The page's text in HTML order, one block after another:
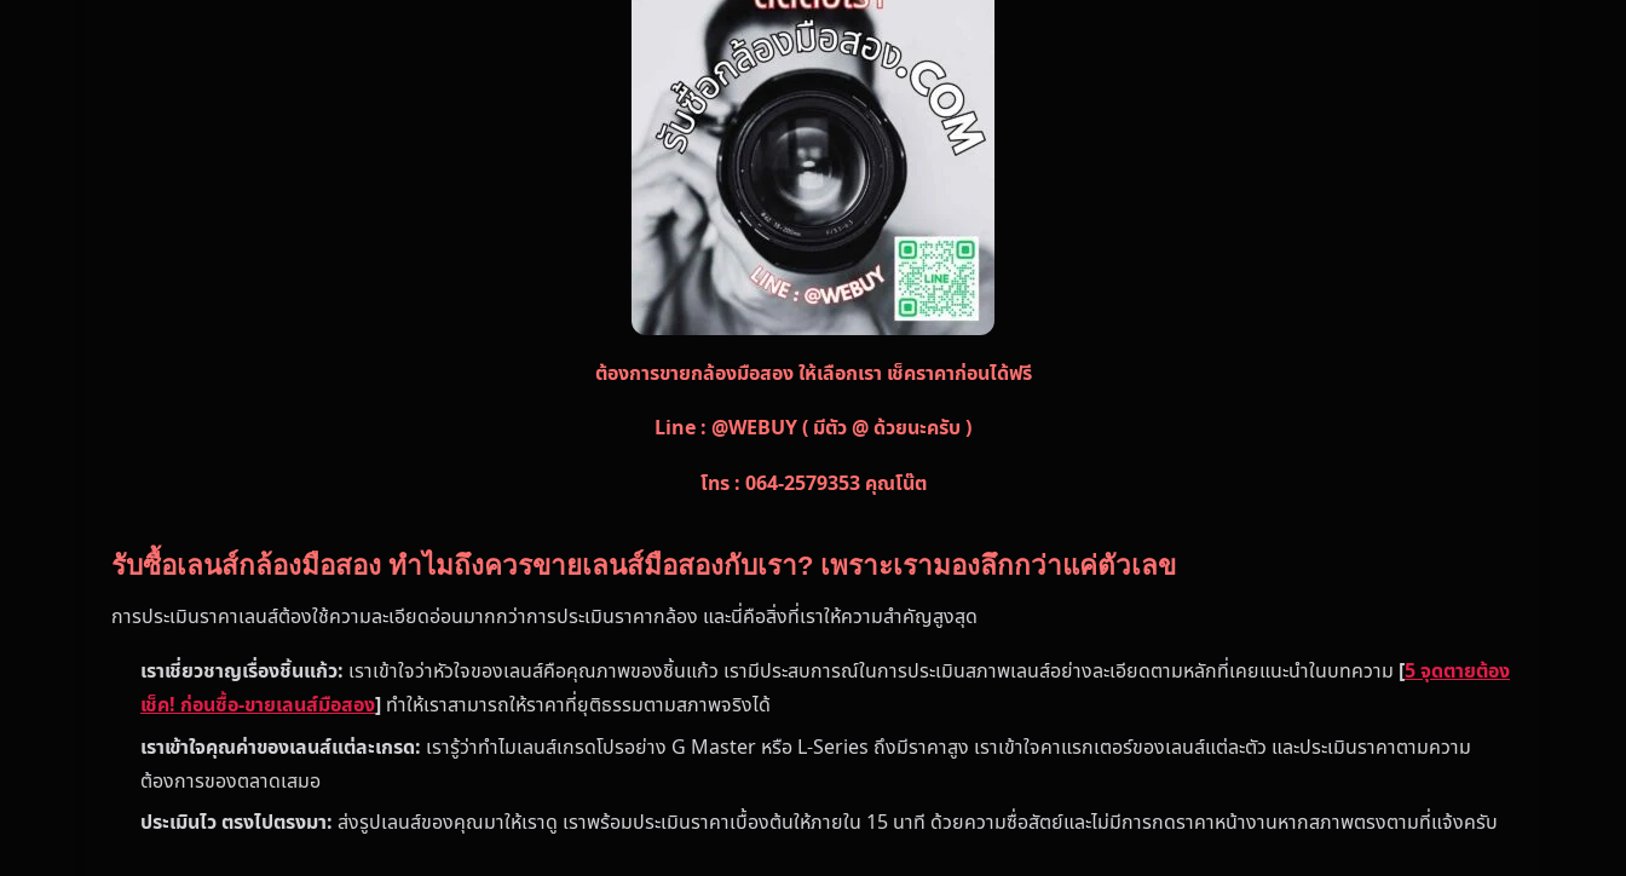
ต้องการขายกล้องมือสอง ให้เลือกเรา เช็คราคาก่อนได้ฟรี
Line : @WEBUY ( มีตัว @ ด้วยนะครับ )
โทร : 064-2579353 คุณโน๊ต
รับซื้อเลนส์กล้องมือสอง ทำไมถึงควรขายเลนส์มือสองกับเรา? เพราะเรามองลึกกว่าแค่ตัวเลข
การประเมินราคาเลนส์ต้องใช้ความละเอียดอ่อนมากกว่าการประเมินราคากล้อง และนี่คือสิ่งที่เราให้ความสำคัญสูงสุด
เราเชี่ยวชาญเรื่องชิ้นแก้ว: เราเข้าใจว่าหัวใจของเลนส์คือคุณภาพของชิ้นแก้ว เรามีประสบการณ์ในการประเมินสภาพเลนส์อย่างละเอียดตามหลักที่เคยแนะนำในบทความ [5 จุดตายต้อง
เช็ค! ก่อนซื้อ-ขายเลนส์มือสอง] ทำให้เราสามารถให้ราคาที่ยุติธรรมตามสภาพจริงได้
เราเข้าใจคุณค่าของเลนส์แต่ละเกรด: เรารู้ว่าทำไมเลนส์เกรดโปรอย่าง G Master หรือ L-Series ถึงมีราคาสูง เราเข้าใจคาแรกเตอร์ของเลนส์แต่ละตัว และประเมินราคาตามความ
ต้องการของตลาดเสมอ
ประเมินไว ตรงไปตรงมา: ส่งรูปเลนส์ของคุณมาให้เราดู เราพร้อมประเมินราคาเบื้องต้นให้ภายใน 15 นาที ด้วยความซื่อสัตย์และไม่มีการกดราคาหน้างานหากสภาพตรงตามที่แจ้งครับ